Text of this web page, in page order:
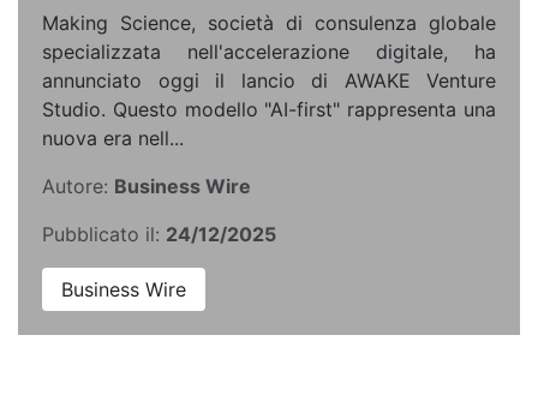
Making Science, società di consulenza globale
specializzata nell'accelerazione digitale, ha
annunciato oggi il lancio di AWAKE Venture
Studio. Questo modello "AI-first" rappresenta una
nuova era nell...
Autore: Business Wire
Pubblicato il: 24/12/2025
Business Wire